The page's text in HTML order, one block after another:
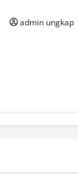
admin ungkap